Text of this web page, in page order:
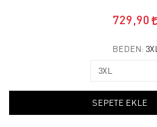
729,90
BEDEN: 3XL
SEPETE EKLE